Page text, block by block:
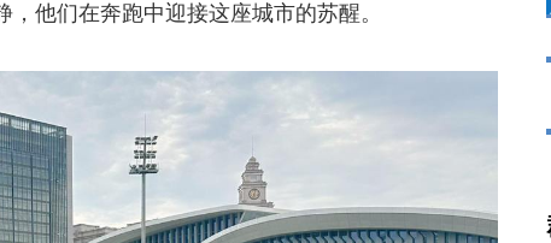
他们在奔跑中迎接这座城市的苏醒。